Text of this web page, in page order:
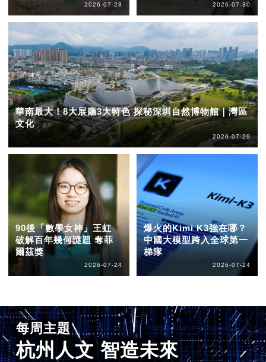
2026-07-28 2026-07-30
華南最大！8大展廳3大特色 探秘深圳自然博物館｜灣區
文化
2026-07-29
90後「數學女神」王虹
破解百年幾何謎題 奪菲
爾茲獎
2026-07-24
爆火的Kimi K3強在哪？
中國大模型跨入全球第一
梯隊
2026-07-24
每周主題
杭州人文 智造未來